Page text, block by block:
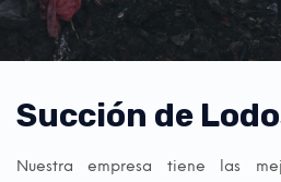
Succión de
Nuestra empresa tiene las